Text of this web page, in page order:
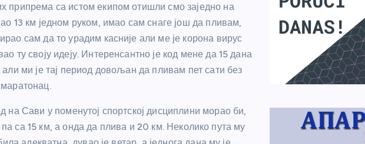
припрема са истом екипом отишли смо заједно на
13 км једном руком, имао сам снаге још да пливам,
сам да то урадим касније али ме је корона вирус
ту своју идеју. Интеренсантно је код мене да 15 дана
ми је тај период довољан да пливам пет сати без
на Сави у поменутој спортској дисциплини морао би,
са 15 км, а онда да плива и 20 км. Неколико пута му